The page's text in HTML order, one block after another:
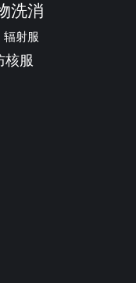
洗消
辐射服
核服